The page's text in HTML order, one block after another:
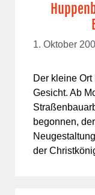
1. Oktober
Der kleine
Gesicht. Ab
begonnen,
der